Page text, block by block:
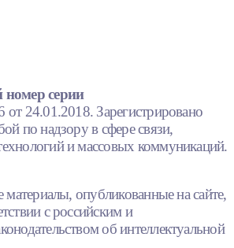
серии
24.01.2018. Зарегистрировано
по надзору в сфере связи,
и массовых коммуникаций.
опубликованные на сайте,
с российским и
об интеллектуальной